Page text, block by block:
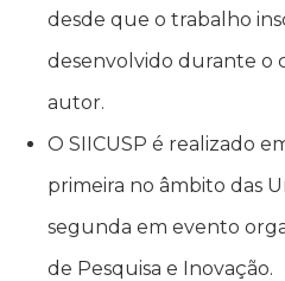
desde que o trabalho
desenvolvido durante o
autor.
O SIICUSP é realizado
primeira no âmbito das
segunda em evento
de Pesquisa e Inovação.